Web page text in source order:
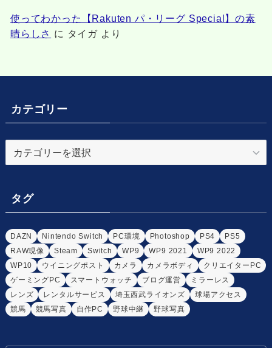
使ってわかった【Rakuten パ・リーグ Special】の素
晴らしさ に タイガ より
カテゴリー
テ
ー
タグ
DAZN Nintendo Switch PC環境 Photoshop PS4
PS5
RAW現像
Steam Switch WP9 WP9 2021
WP9 2022
WP10
ウイニングポスト カメラ カメラボディ
クリエイターPC
ゲーミングPC
スマートウォッチ ブログ運営
ミラーレス
レンズ
レンタルサービス 埼玉西武ライオンズ
球場アクセス
競馬
競馬写真 自作PC 野球中継 野球写真